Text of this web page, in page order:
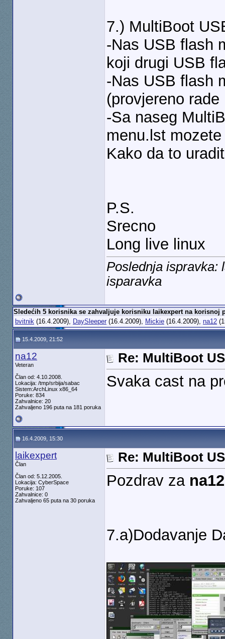
7.) MultiBoot
-Nas USB flash
koji drugi USB
-Nas USB flash
(provjereno
-Sa naseg
menu.lst
Kako da to
P.S.
Srecno
Long live linux
Poslednja ispravka:
isparavka
Sledećih 5 korisnika se zahvaljuje korisniku laikexpert na korisnoj
bvitnik(16.4.2009), DaySleeper(16.4.2009), Mickie(16.4.2009), na12
15.4.2009, 21:52
na12
Veteran
Član od: 4.10.2008.
Lokacija: /tmp/srbija/sabac
Sistem:ArchLinux x86_64
Poruke: 834
Zahvalnice: 20
Zahvaljeno 196 puta na 181 poruka
Re: MultiBoot
Svaka cast na
16.4.2009, 15:30
laikexpert
Član
Član od: 5.12.2005.
Lokacija: CyberSpace
Poruke: 107
Zahvalnice: 0
Zahvaljeno 65 puta na 30 poruka
Re: MultiBoot
Pozdrav za na12
7.a)Dodavanje